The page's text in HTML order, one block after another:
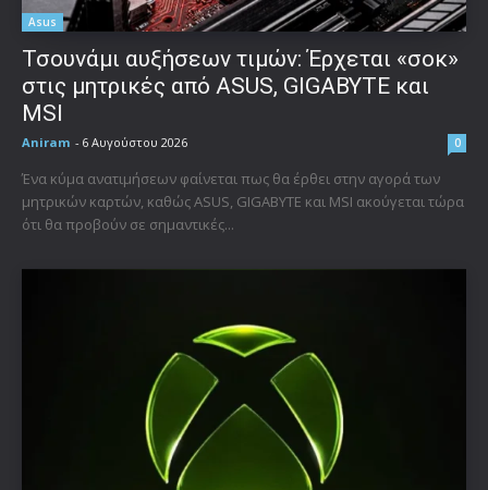
Asus
Τσουνάμι αυξήσεων τιμών: Έρχεται «σοκ»
στις μητρικές από ASUS, GIGABYTE και
MSI
Aniram - 6 Αυγούστου 2026 0
Ένα κύμα ανατιμήσεων φαίνεται πως θα έρθει στην αγορά των
μητρικών καρτών, καθώς ASUS, GIGABYTE και MSI ακούγεται τώρα
ότι θα προβούν σε σημαντικές...